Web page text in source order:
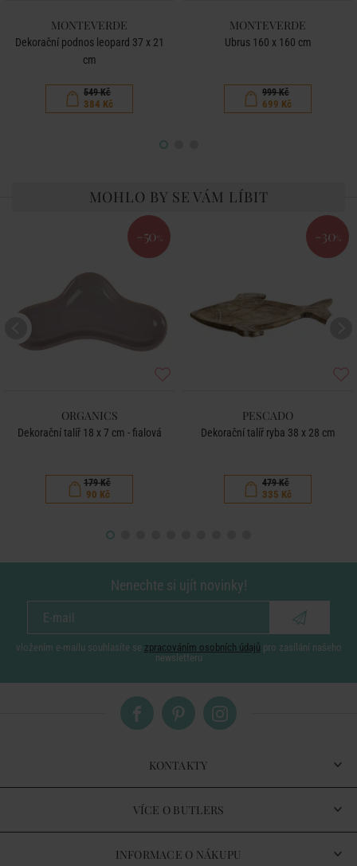
MONTEVERDE
Dekorační podnos leopard 37 x 21
cm
549 Kč
384 Kč
MONTEVERDE
Ubrus 160 x 160 cm
999 Kč
699 Kč
MOHLO BY SE VÁM LÍBIT
-50 %
ORGANICS
Dekorační talíř 18 x 7 cm - fialová
179 Kč
90 Kč
-30 %
PESCADO
Dekorační talíř ryba 38 x 28 cm
479 Kč
335 Kč
Nenechte si ujít novinky!
vložením e-mailu souhlasíte se zpracováním osobních údajů pro zasílání našeho
newsletteru
KONTAKTY
VÍCE O BUTLERS
INFORMACE O NÁKUPU